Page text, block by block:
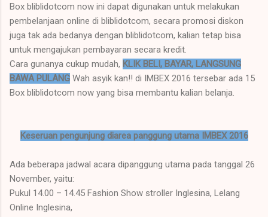
Box bliblidotcom now ini dapat digunakan untuk melakukan
pembelanjaan online di bliblidotcom, secara promosi diskon
juga tak ada bedanya dengan bliblidotcom, kalian tetap bisa
untuk mengajukan pembayaran secara kredit.
Cara gunanya cukup mudah, KLIK BELI, BAYAR, LANGSUNG
BAWA PULANG Wah asyik kan!! di IMBEX 2016 tersebar ada 15
Box bliblidotcom now yang bisa membantu kalian belanja.
Keseruan pengunjung diarea panggung utama IMBEX 2016
Ada beberapa jadwal acara dipanggung utama pada tanggal 26
November, yaitu:
Pukul 14.00 – 14.45 Fashion Show stroller Inglesina, Lelang
Online Inglesina,